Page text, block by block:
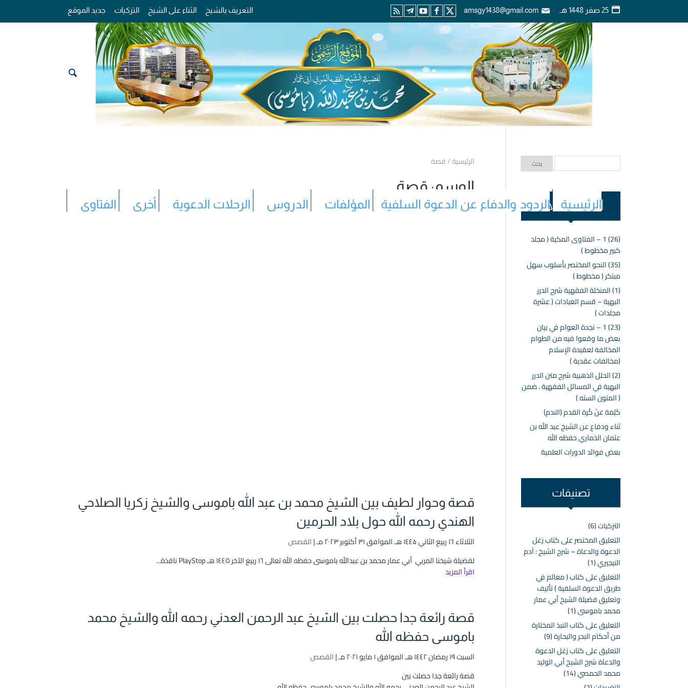
25 صفر 1448 هـ amsgy1438@gmail.com التعريف بالشيخ الثناء على الشيخ التزكيات جديد الموقع
الرئيسية الردود والدفاع عن الدعوة السلفية المؤلفات الدروس الرحلات الدعوية أخرى الفتاوى
الرئيسية/قصة
الوسم: قصة
قصة وحوار لطيف بين الشيخ محمد بن عبد الله باموسى والشيخ زكريا الصلاحي
الهندي رحمه الله حول بلاد الحرمين
الثلاثاء ۱٦ ربيع الثاني ۱٤٤۵ هـ الموافق ۳۱ أكتوبر ۲۰۲۳ مـ |
القصص
لفضيلة شيخنا المربي أبي عمار محمد بن عبدالله باموسى حفظه الله تعالى ١٦ ربيع الآخر ١٤٤٥ هـ PlayStop نافذة...
اقرأ المزيد
قصة رائعة جدا حصلت بين الشيخ عبد الرحمن العدني رحمه الله والشيخ محمد
باموسى حفظه الله
السبت ۱۹ رمضان ۱٤٤۲ هـ الموافق ۱ مايو ۲۰۲۱ مـ |
القصص
قصة رائعة جدا حصلت بين
أحدث المقالات
(26) 1 – الفتاوى المكية ( مجلد
كبير مخطوط )
(35) النحو المختصر بأسلوب سهل
مبتكر ( مخطوط )
(1) المنخلة الفقهية شرح الدرر
البهية – قسم العبادات ( عشرة
مجلدات )
(23) 1 – نجدة العوام في بيان
بعض ما وقعوا فيه من الطوام
المخالفة لعقيدة الإسلام
(مخالفات عقدية )
(2) الحلل الذهبية شرح متن الدرر
البهية في المسائل الفقهية ، ضمن
( المتون السته )
كَلِمَة عَنْ كُرة القدم (الندم)
ثناء ودفاع عن الشيخ عبد الله بن
عثمان الذماري حفظه الله
بعض فوائد الدورات العلمية
تصنيفات
التزكيات(6)
التعليق المختصر على كتاب زغل
الدعوة والدعاة – شرح الشيخ : آدم
النيجيري(1)
التعليق على كتاب ( معالم في
طريق الدعوة السلفية ) تأليف
وتعليق فضيلة الشيخ أبي عمار
محمد باموسى(1)
التعليق على كتاب النبذ المختارة
من أحكام البحر والبحارة(9)
التعليق على كتاب زغل الدعوة
والدعاة شرح الشيخ أبي الوليد
محمد الحمصي(14)